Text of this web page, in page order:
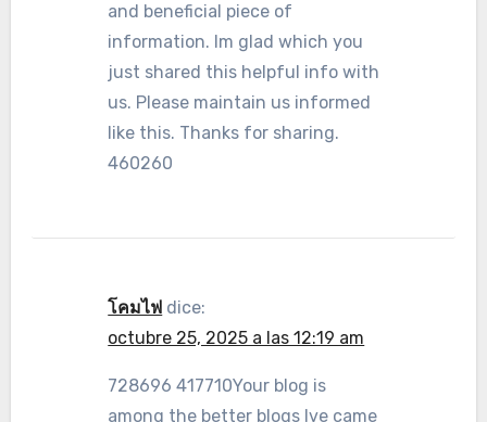
and beneficial piece of
information. Im glad which you
just shared this helpful info with
us. Please maintain us informed
like this. Thanks for sharing.
460260
โคมไฟ dice:
octubre 25, 2025 a las 12:19 am
728696 417710Your blog is
among the better blogs Ive came